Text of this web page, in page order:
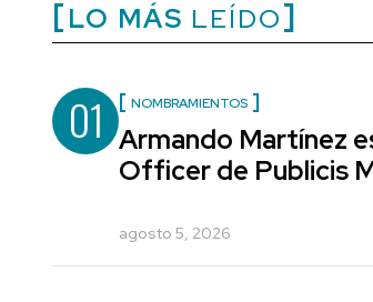
LO MÁS LEÍDO
01 NOMBRAMIENTOS
Armando Martínez
Officer de Publicis
agosto 5, 2026